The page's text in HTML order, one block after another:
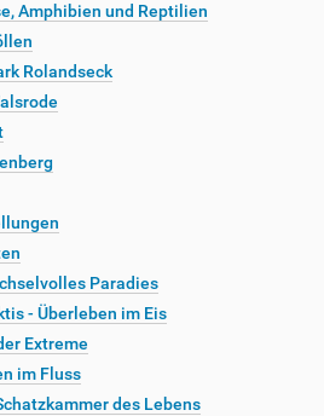
Amphibien und Reptilien
Rolandseck
Paradies
- Überleben im Eis
Extreme
im Fluss
des Lebens